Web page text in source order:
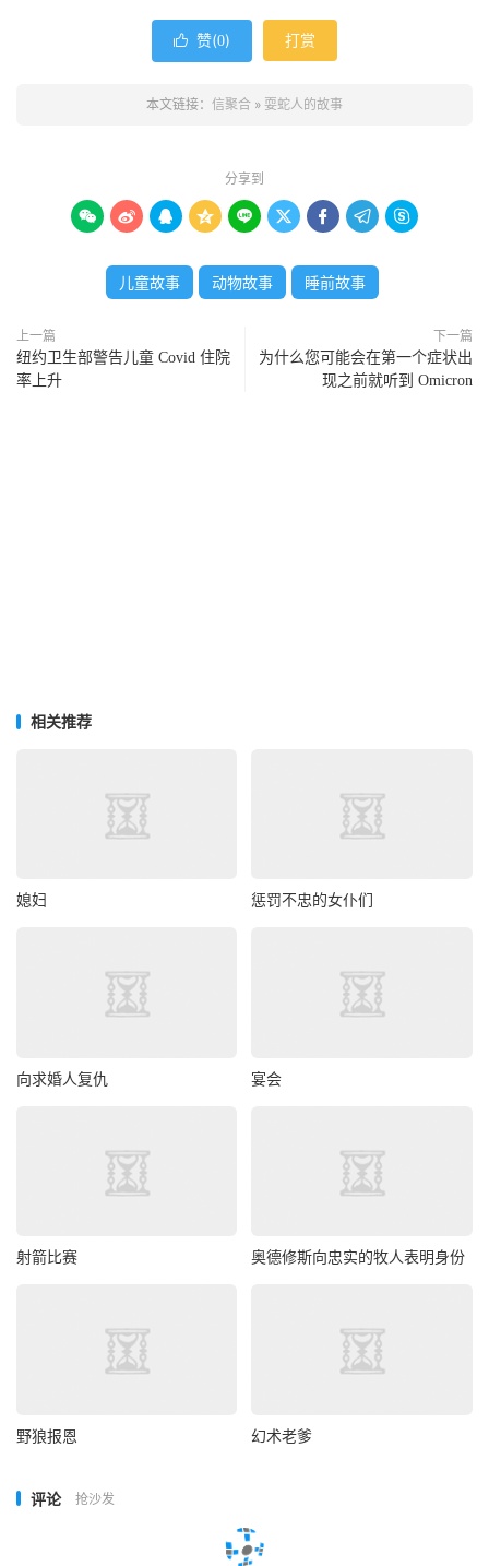
 赞(0) 打赏
本文链接： 信聚合 » 耍蛇人的故事
分享到
        
儿童故事 动物故事 睡前故事
上一篇
纽约卫生部警告儿童 Covid 住院
率上升
下一篇
为什么您可能会在第一个症状出
现之前就听到 Omicron
相关推荐
媳妇 惩罚不忠的女仆们
向求婚人复仇 宴会
射箭比赛 奥德修斯向忠实的牧人表明身份
野狼报恩 幻术老爹
评论 抢沙发